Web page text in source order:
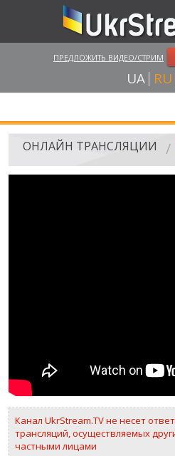
ПРЕДЛОЖИТЬ ВИДЕО/СТРИМ
UA RU
ГЛАВНАЯ
РОССИЙСКО-УКРАИНСКАЯ ВОЙНА
WINTER ON FIRE: UKRAINE'S FIGHT FOR
ХРОНОЛОГИЯ ЄВРОМАЙДАНА
УСЛУГИ
ОНЛАЙН ТРАНСЛЯЦИИ
Канал UkrStream.TV не несет
трансляций, осуществляемых
частными лицами